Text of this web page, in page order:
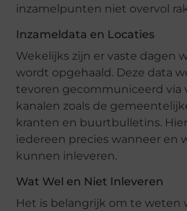
inzamelpunten niet overvol
Inzameldata en Locaties
Wekelijks zijn er vaste dagen
wordt opgehaald. Deze data
tevoren gecommuniceerd via
kanalen zoals de
kranten en buurtbulletins.
iedereen precies wanneer en
kunnen inleveren.
Wat Wel en Niet Inleveren
Het is belangrijk om te weten